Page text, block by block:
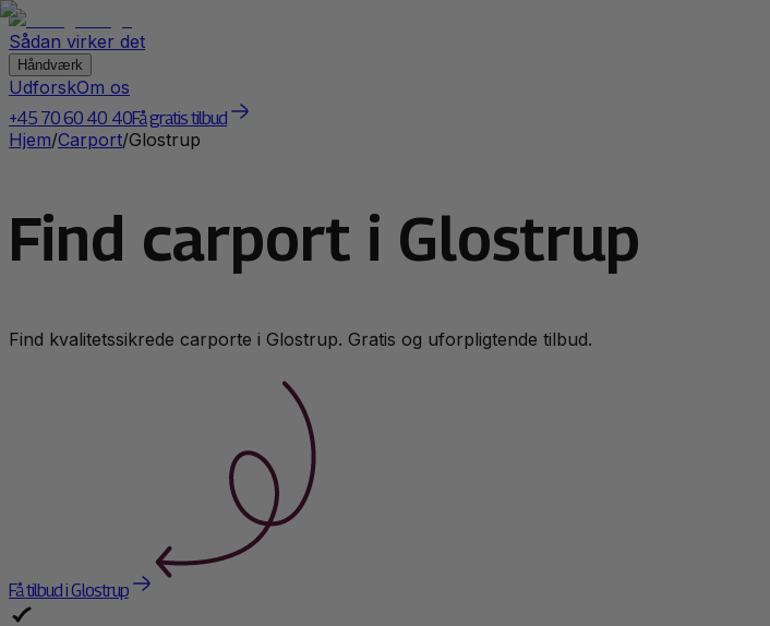
Sådan virker det
Håndværk
UdforskOm os
+45 70 60 40 40Få gratis tilbud
Hjem/Carport/Glostrup
Find carport i Glostrup
Find kvalitetssikrede carporte i Glostrup. Gratis og uforpligtende tilbud.
Få tilbud i Glostrup